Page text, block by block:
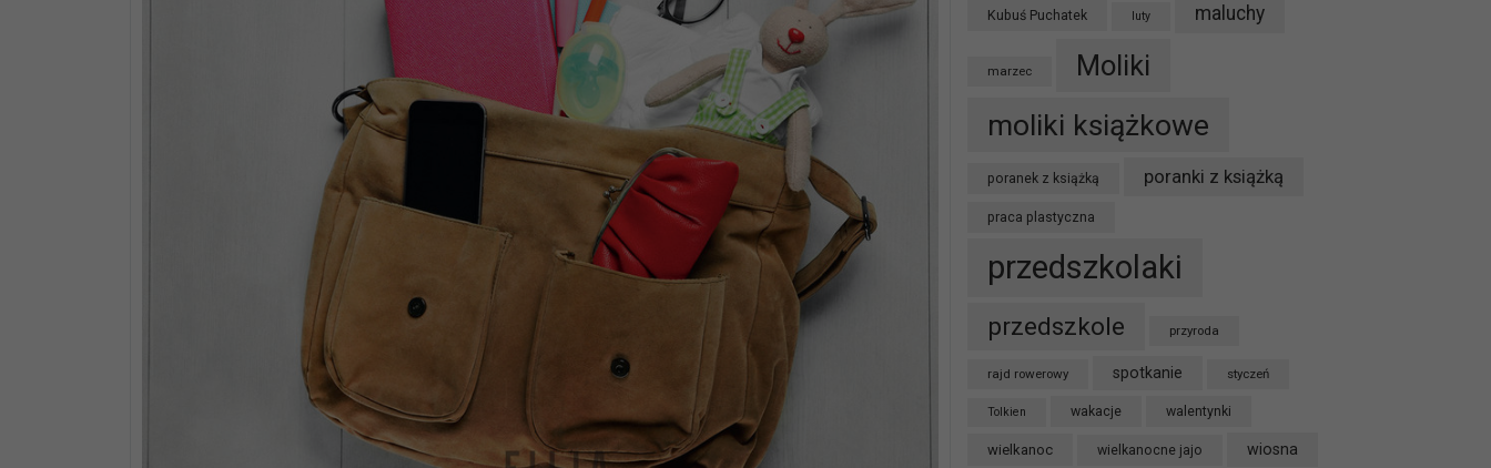
Kubuś Puchatek luty maluchy
marzec Moliki
moliki książkowe
poranek z książką poranki z książką
praca plastyczna
przedszkolaki
przedszkole przyroda
rajd rowerowy spotkanie styczeń
Tolkien wakacje walentynki
wielkanoc wielkanocne jajo wiosna